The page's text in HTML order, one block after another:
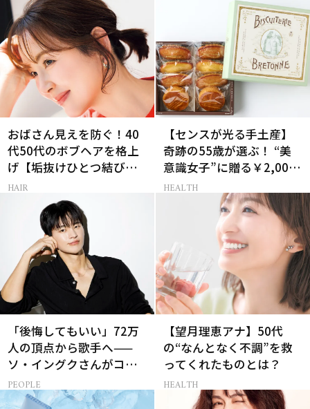
おばさん見えを防ぐ！40
代50代のボブヘアを格上
げ【垢抜けひとつ結び】
のルール
HAIR
【センスが光る手土産】
奇跡の55歳が選ぶ！ “美
意識女子”に贈る￥2,000
前後のお菓子3選
HEALTH
「後悔してもいい」72万
人の頂点から歌手へ——
ソ・イングクさんがコツ
コツ頑張れる原動力とは
PEOPLE
【望月理恵アナ】50代
の“なんとなく不調”を救
ってくれたものとは？
HEALTH